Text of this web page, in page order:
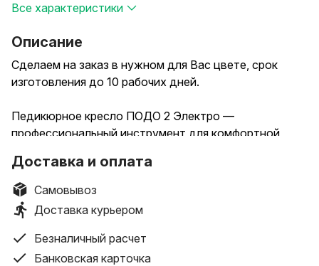
Все характеристики
Описание
Сделаем на заказ в нужном для Вас цвете, срок
изготовления до 10 рабочих дней.
Педикюрное кресло ПОДО 2 Электро —
профессиональный инструмент для комфортной
Каждый мастер по педикюру знает цену рабочей
смены — это тяжесть в пояснице, напряжение в шее
и уставшие ноги к концу дня. Педикюрное кресло
ПОДО 2 Электро создано, чтобы изменить этот
сценарий.
Доставка и оплата
Самовывоз
Доставка курьером
Безналичный расчет
Банковская карточка